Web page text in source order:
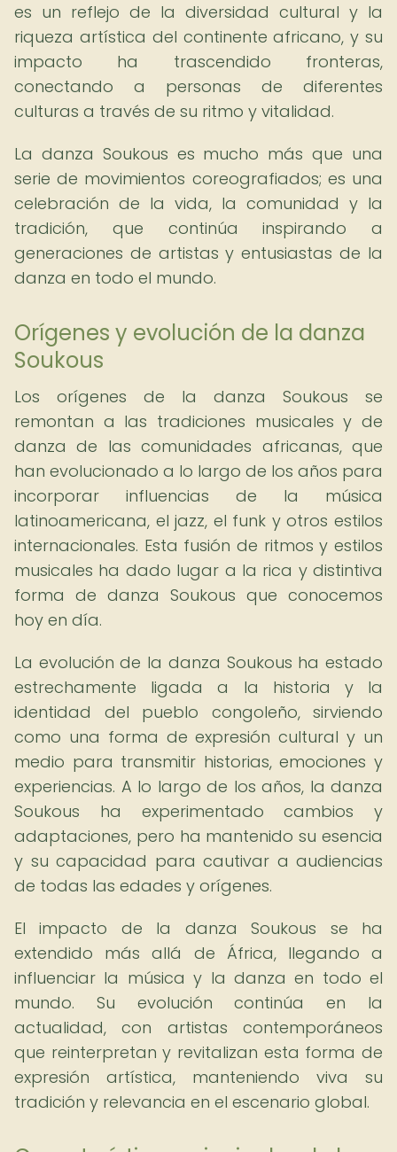
es un reflejo de la diversidad cultural y la
riqueza artística del continente africano, y su
impacto ha trascendido fronteras,
conectando a personas de diferentes
culturas a través de su ritmo y vitalidad.
La danza Soukous es mucho más que una
serie de movimientos coreografiados; es una
celebración de la vida, la comunidad y la
tradición, que continúa inspirando a
generaciones de artistas y entusiastas de la
danza en todo el mundo.
Orígenes y evolución de la danza
Soukous
Los orígenes de la danza Soukous se
remontan a las tradiciones musicales y de
danza de las comunidades africanas, que
han evolucionado a lo largo de los años para
incorporar influencias de la música
latinoamericana, el jazz, el funk y otros estilos
internacionales. Esta fusión de ritmos y estilos
musicales ha dado lugar a la rica y distintiva
forma de danza Soukous que conocemos
hoy en día.
La evolución de la danza Soukous ha estado
estrechamente ligada a la historia y la
identidad del pueblo congoleño, sirviendo
como una forma de expresión cultural y un
medio para transmitir historias, emociones y
experiencias. A lo largo de los años, la danza
Soukous ha experimentado cambios y
adaptaciones, pero ha mantenido su esencia
y su capacidad para cautivar a audiencias
de todas las edades y orígenes.
El impacto de la danza Soukous se ha
extendido más allá de África, llegando a
influenciar la música y la danza en todo el
mundo. Su evolución continúa en la
actualidad, con artistas contemporáneos
que reinterpretan y revitalizan esta forma de
expresión artística, manteniendo viva su
tradición y relevancia en el escenario global.